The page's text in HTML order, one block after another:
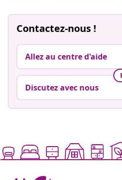
Contactez-nous !
Allez au centre d'aide
Discutez avec nous